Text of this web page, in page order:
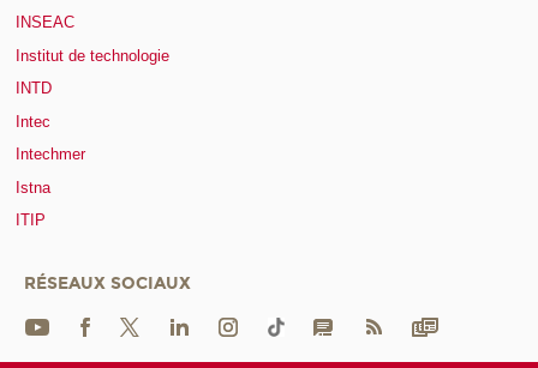
INSEAC
Institut de technologie
INTD
Intec
Intechmer
Istna
ITIP
RÉSEAUX SOCIAUX